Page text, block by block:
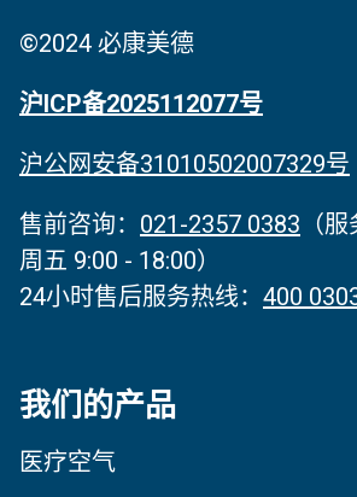
©2024 必康美德
沪ICP备2025112077号
沪公网安备31010502007329号
售前咨询： 021-2357 0383 （
周五 9:00 - 18:00）
24小时售后服务热线： 400
我们的产品
医疗空气